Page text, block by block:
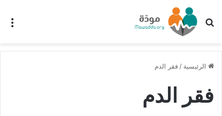
بحث عن
الرئيسية / فقر الدم
فقر الدم